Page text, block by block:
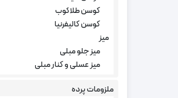
کوسن طلاکوب
کوسن کالیفرنیا
میز
میز جلو مبلی
میز عسلی و کنار مبلی
ملزومات پرده